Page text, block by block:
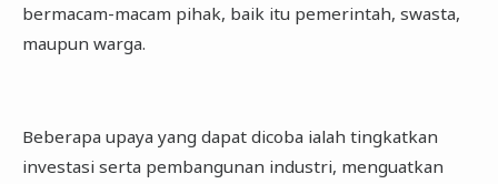
bermacam-macam pihak, baik itu pemerintah, swasta,
maupun warga.
Beberapa upaya yang dapat dicoba ialah tingkatkan
investasi serta pembangunan industri, menguatkan